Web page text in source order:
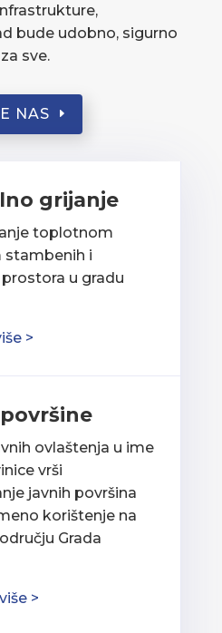
bude udobno, sigurno
sve.
NAS
grijanje
toplotnom
stambenih i
u gradu
>
ovlaštenja u ime
vrši
javnih površina
korištenje na
Grada
>